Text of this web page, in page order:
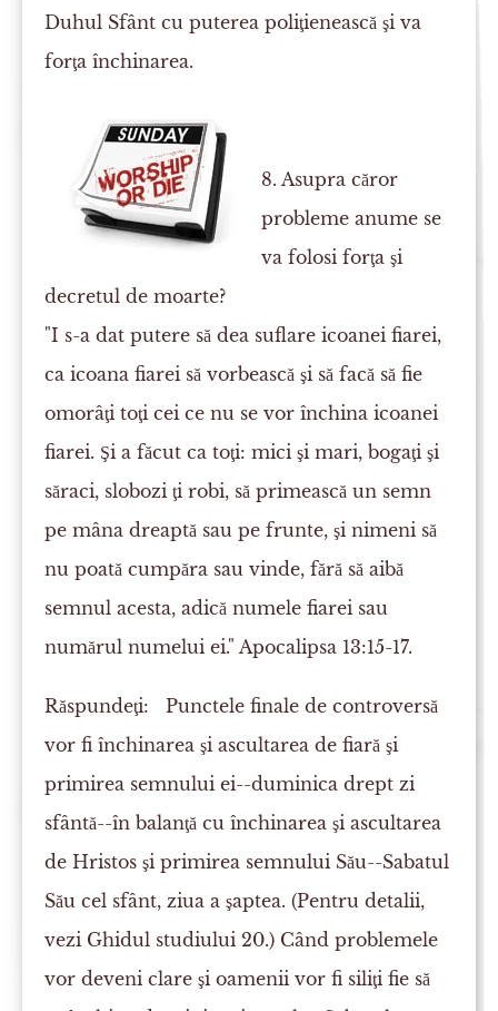
Duhul Sfânt cu puterea poliţienească şi va
forţa închinarea.
8. Asupra căror
probleme anume se
va folosi forţa şi
decretul de moarte?
"I s-a dat putere să dea suflare icoanei fiarei,
ca icoana fiarei să vorbească şi să facă să fie
omorâţi toţi cei ce nu se vor închina icoanei
fiarei. Şi a făcut ca toţi: mici şi mari, bogaţi şi
săraci, slobozi ţi robi, să primească un semn
pe mâna dreaptă sau pe frunte, şi nimeni să
nu poată cumpăra sau vinde, fără să aibă
semnul acesta, adică numele fiarei sau
numărul numelui ei." Apocalipsa 13:15-17.
Răspundeţi: Punctele finale de controversă
vor fi închinarea şi ascultarea de fiară şi
primirea semnului ei--duminica drept zi
sfântă--în balanţă cu închinarea şi ascultarea
de Hristos şi primirea semnului Său--Sabatul
Său cel sfânt, ziua a şaptea. (Pentru detalii,
vezi Ghidul studiului 20.) Când problemele
vor deveni clare şi oamenii vor fi siliţi fie să